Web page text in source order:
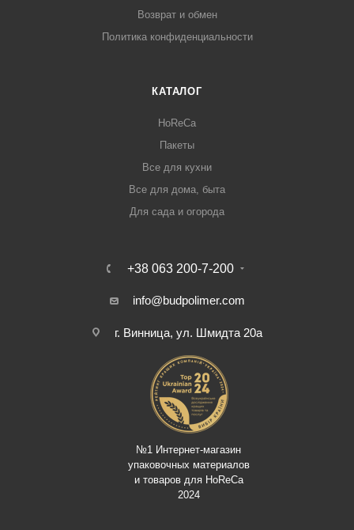
Возврат и обмен
Политика конфиденциальности
КАТАЛОГ
HoReCa
Пакеты
Все для кухни
Все для дома, быта
Для сада и огорода
+38 063 200-7-200
info@budpolimer.com
г. Винница, ул. Шмидта 20а
№1 Интернет-магазин
упаковочных материалов
и товаров для HoReCa
2024